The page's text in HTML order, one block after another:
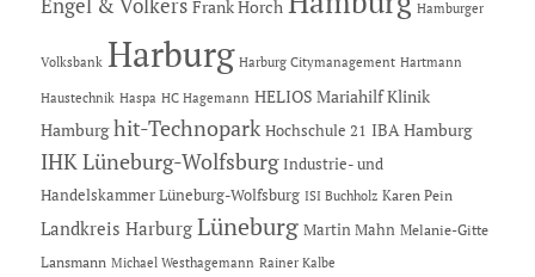
Engel & Völkers Frank Horch Hamburger
Volksbank Harburg Harburg Citymanagement Hartmann
Haustechnik Haspa HC Hagemann HELIOS Mariahilf Klinik
Hamburg hit-Technopark Hochschule 21 IBA Hamburg
IHK Lüneburg-Wolfsburg Industrie- und
Handelskammer Lüneburg-Wolfsburg ISI Buchholz Karen Pein
Landkreis Harburg Lüneburg Martin Mahn Melanie-Gitte
Lansmann Michael Westhagemann Rainer Kalbe